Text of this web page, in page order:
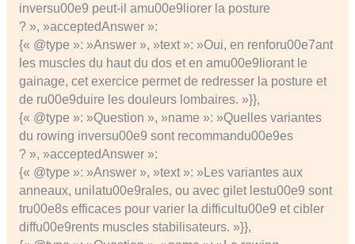
inversu00e9 peut-il amu00e9liorer la posture
? », »acceptedAnswer »:
{« @type »: »Answer », »text »: »Oui, en renforu00e7ant
les muscles du haut du dos et en amu00e9liorant le
gainage, cet exercice permet de redresser la posture et
de ru00e9duire les douleurs lombaires. »}},
{« @type »: »Question », »name »: »Quelles variantes
du rowing inversu00e9 sont recommandu00e9es
? », »acceptedAnswer »:
{« @type »: »Answer », »text »: »Les variantes aux
anneaux, unilatu00e9rales, ou avec gilet lestu00e9 sont
tru00e8s efficaces pour varier la difficultu00e9 et cibler
diffu00e9rents muscles stabilisateurs. »}},